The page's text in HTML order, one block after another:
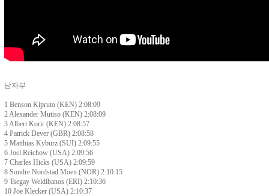
남자부
1 Benson Kipruto (KEN) 2:08:09
2 Alexander Mutiso (KEN) 2:08:09
3 Albert Korir (KEN) 2:08:57
4 Patrick Dever (GBR) 2:08:58
5 Matthias Kyburz (SUI) 2:09:55
6 Joel Reichow (USA) 2:09:56
7 Charles Hicks (USA) 2:09:59
8 Sondre Nordstad Moen (NOR) 2:10:15
9 Tsegay Weldibanos (ERI) 2:10:36
10 Joe Klecker (USA) 2:10:37